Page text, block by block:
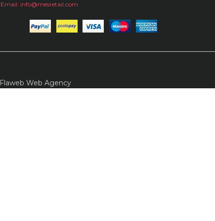
Email: info@mesretail.com
Flaweb Web Agency